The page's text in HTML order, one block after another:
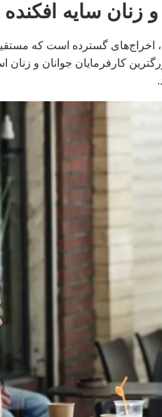
زنان سایه
اخراج‌های گسترده است که
کارفرمایان جوانان و زنان